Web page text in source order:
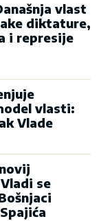
vlast
diktature,
i represije
vlasti:
Vlade
se